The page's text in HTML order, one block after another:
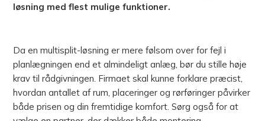
løsning med flest mulige funktioner.
Da en multisplit-løsning er mere følsom over for fejl i
planlægningen end et almindeligt anlæg, bør du stille høje
krav til rådgivningen. Firmaet skal kunne forklare præcist,
hvordan antallet af rum, placeringer og rørføringer påvirker
både prisen og din fremtidige komfort. Sørg også for at